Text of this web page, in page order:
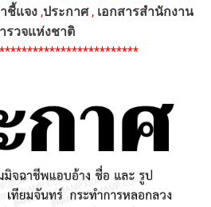
ชี้แจง ,ประกาศ, เอกสารสำนักงาน
รวจแห่งชาติ